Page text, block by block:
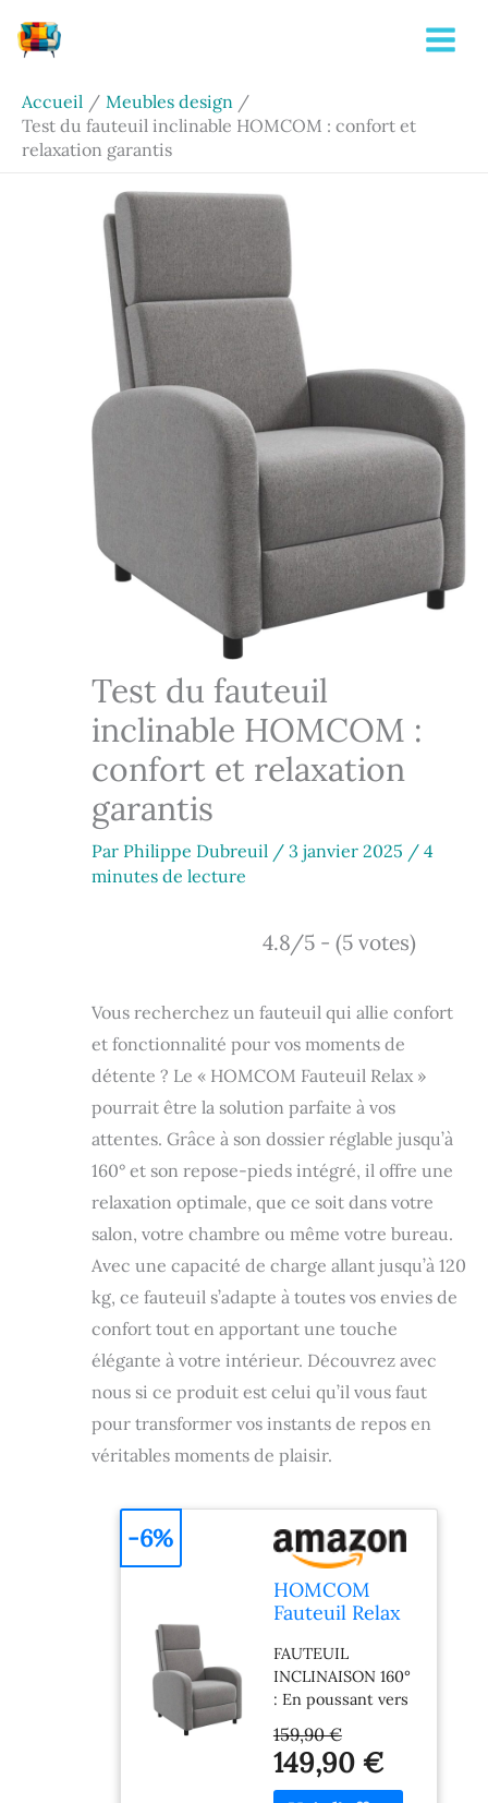
au
Accueil
Meubles design
Test du fauteuil inclinable HOMCOM : confort et
relaxation garantis
Test du fauteuil
inclinable HOMCOM :
confort et relaxation
garantis
Par Philippe Dubreuil / 3 janvier 2025 / 4
minutes de lecture
4.8/5 - (5 votes)
Vous recherchez un fauteuil qui allie confort
et fonctionnalité pour vos moments de
détente ? Le « HOMCOM Fauteuil Relax »
pourrait être la solution parfaite à vos
attentes. Grâce à son dossier réglable jusqu’à
160° et son repose-pieds intégré, il offre une
relaxation optimale, que ce soit dans votre
salon, votre chambre ou même votre bureau.
Avec une capacité de charge allant jusqu’à 120
kg, ce fauteuil s’adapte à toutes vos envies de
confort tout en apportant une touche
élégante à votre intérieur. Découvrez avec
nous si ce produit est celui qu’il vous faut
pour transformer vos instants de repos en
véritables moments de plaisir.
HOMCOM
Fauteuil Relax
Réglable 160°
Repose-Pieds
Intégré Gris
FAUTEUIL
INCLINAISON 160°
: En poussant vers
l'arrière avec le
poids de votre
corps, vous
pourrez atteindre
159,90 €
149,90 €
-6%
Rechercher